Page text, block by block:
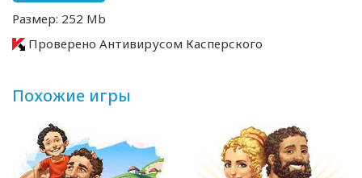
Размер: 252 Mb
Проверено Антивирусом Касперского
Похожие игры